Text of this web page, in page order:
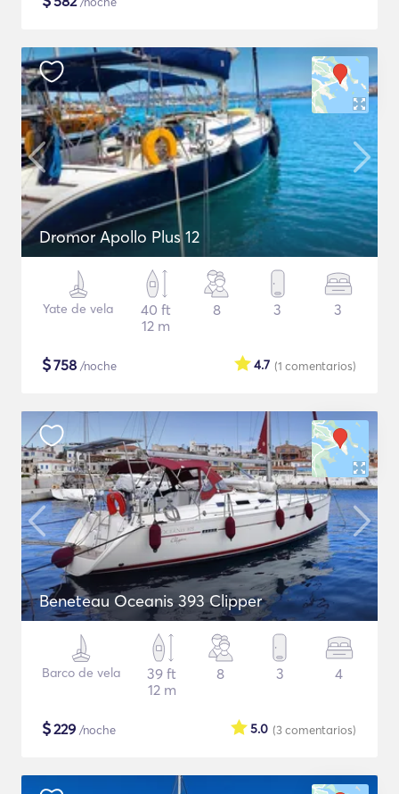
Dromor Apollo Plus 12
Yate de vela
40 ft
12 m
8 3 3
$758 /noche (1 comentarios)
4.7
Beneteau Oceanis 393 Clipper
Barco de vela
39 ft
12 m
8 3 4
$229 /noche (3comentarios)
5.0